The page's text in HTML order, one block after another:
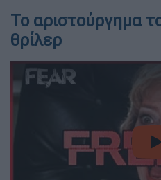
Το αριστούργημα
θρίλερ